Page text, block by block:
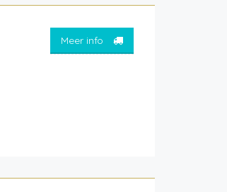
Meer info